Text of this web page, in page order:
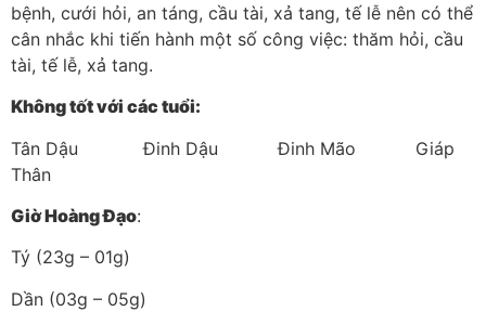
bệnh, cưới hỏi, an táng, cầu tài, xả tang, tế lễ nên có thể
cân nhắc khi tiến hành một số công việc: thăm hỏi, cầu
tài, tế lễ, xả tang.
Không tốt với các tuổi:
Tân Dậu Đinh Dậu Đinh Mão Giáp
Thân
Giờ Hoàng Đạo:
Tý (23g – 01g)
Dần (03g – 05g)